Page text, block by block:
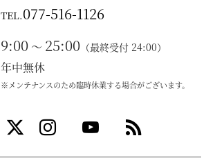
TEL.077-516-1126
9:00 ～ 25:00 （最終受付 24:00）
年中無休
※メンテナンスのため臨時休業する場合がございます。